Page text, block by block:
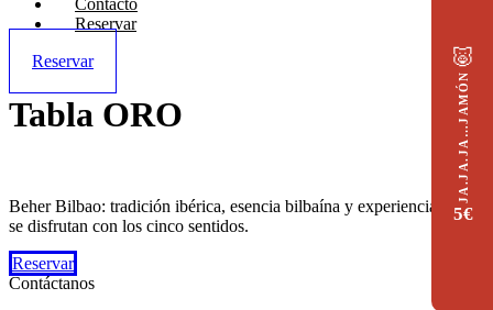
🐷
JA.JA.JA…JAMÓN
5€
Reservar
Reservar
Tabla ORO
Beher Bilbao: tradición ibérica, esencia bilbaína y experiencias que
se disfrutan con los cinco sentidos.
Reservar
Contáctanos